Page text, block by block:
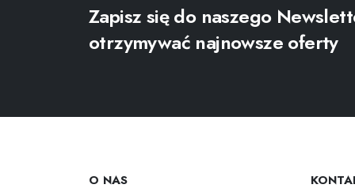
Zapisz się do naszego
otrzymywać najnowsze oferty
O NAS